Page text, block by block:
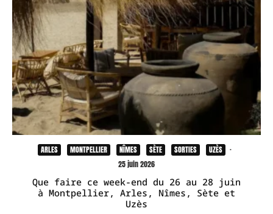
ARLES MONTPELLIER NÎMES SÈTE SORTIES UZÈS
·
25 juin 2026
Que faire ce week-end du 26 au 28 juin
à Montpellier, Arles, Nîmes, Sète et
Uzès